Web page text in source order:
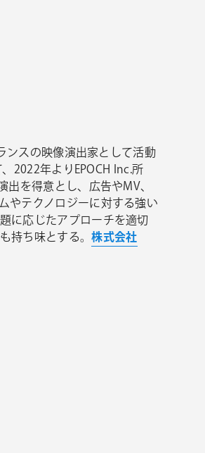
ンスの映像演出家として活動
2022年よりEPOCH Inc.所
を得意とし、広告やMV、
やテクノロジーに対する強い
に応じたアプローチを適切
持ち味とする。株式会社